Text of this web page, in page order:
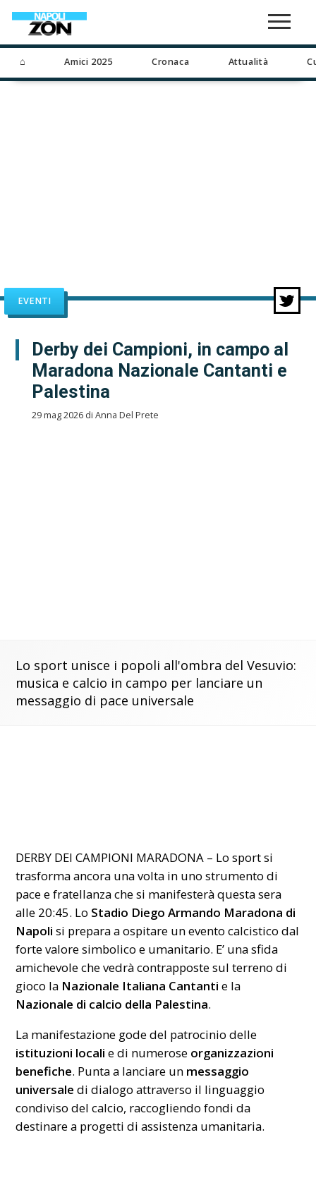
⌂ Amici 2025 Cronaca Attualità
EVENTI
Derby dei Campioni, in campo al
Maradona Nazionale Cantanti e
Palestina
29 mag 2026 di Anna Del Prete
Lo sport unisce i popoli all'ombra del Vesuvio:
musica e calcio in campo per lanciare un
messaggio di pace universale
DERBY DEI CAMPIONI MARADONA – Lo sport si
trasforma ancora una volta in uno strumento di
pace e fratellanza che si manifesterà questa sera
alle 20:45. Lo Stadio Diego Armando Maradona di
Napoli si prepara a ospitare un evento calcistico dal
forte valore simbolico e umanitario. E’ una sfida
amichevole che vedrà contrapposte sul terreno di
gioco la Nazionale Italiana Cantanti e la
Nazionale di calcio della Palestina.
La manifestazione gode del patrocinio delle
istituzioni locali e di numerose organizzazioni
benefiche. Punta a lanciare un messaggio
universaledi dialogo attraverso il linguaggio
condiviso del calcio, raccogliendo fondi da
destinare a progetti di assistenza umanitaria.